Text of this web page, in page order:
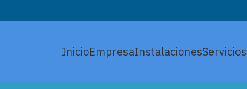
InicioEmpresaInstalacionesServicios